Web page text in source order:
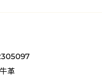
革